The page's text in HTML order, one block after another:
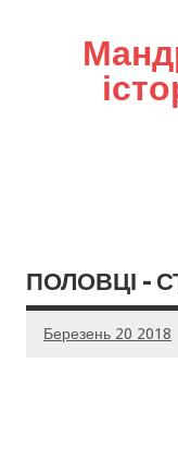
ПОЛОВЦІ –
Березень 20 2018